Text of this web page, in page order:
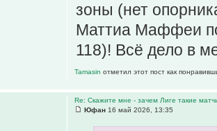
зоны (нет
Маттиа Маффеи
118)! Всё дело в
Tamasin отметил этот пост как
Re: Скажите мне - зачем Лиге такие
Юфан 16 май 2026, 13:35